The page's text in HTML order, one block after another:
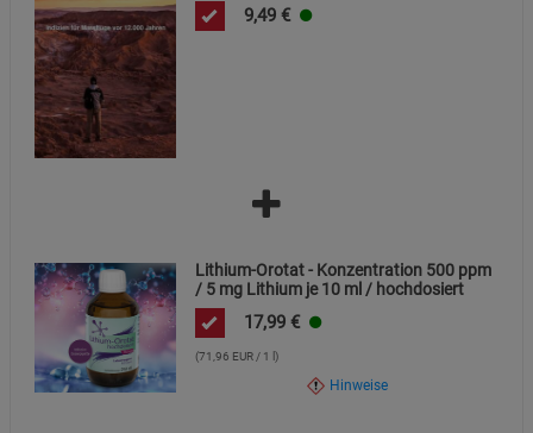
9,49 €
Lithium-Orotat - Konzentration 500 ppm
/ 5 mg Lithium je 10 ml / hochdosiert
17,99 €
(71,96 EUR / 1 l)
Hinweise